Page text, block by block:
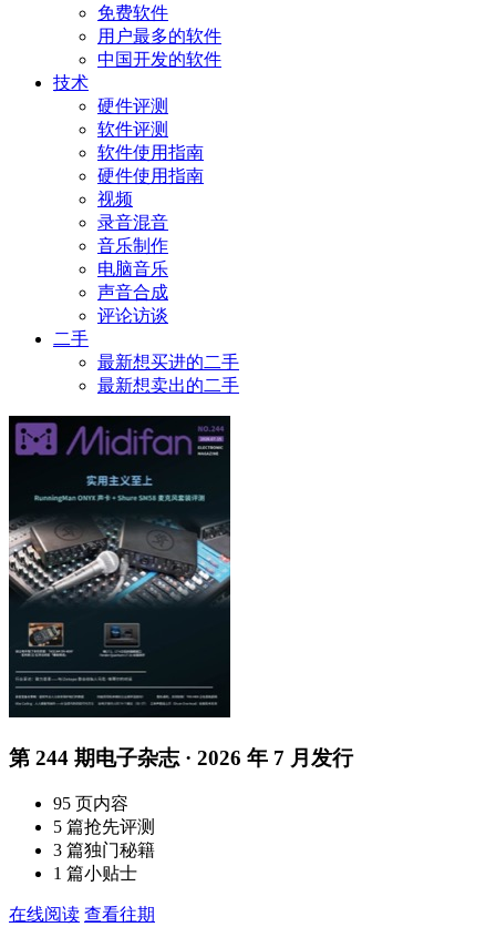
免费软件
用户最多的软件
中国开发的软件
技术
硬件评测
软件评测
软件使用指南
硬件使用指南
视频
录音混音
音乐制作
电脑音乐
声音合成
评论访谈
二手
最新想买进的二手
最新想卖出的二手
第 244 期电子杂志 · 2026 年 7 月发行
95 页内容
5 篇抢先评测
3 篇独门秘籍
1 篇小贴士
在线阅读 查看往期